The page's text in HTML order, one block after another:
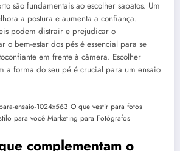
são fundamentais ao escolher sapatos. Um
a postura e aumenta a confiança.
podem distrair e prejudicar o
o bem-estar dos pés é essencial para se
em frente à câmera. Escolher
a forma do seu pé é crucial para um ensaio
complementam o